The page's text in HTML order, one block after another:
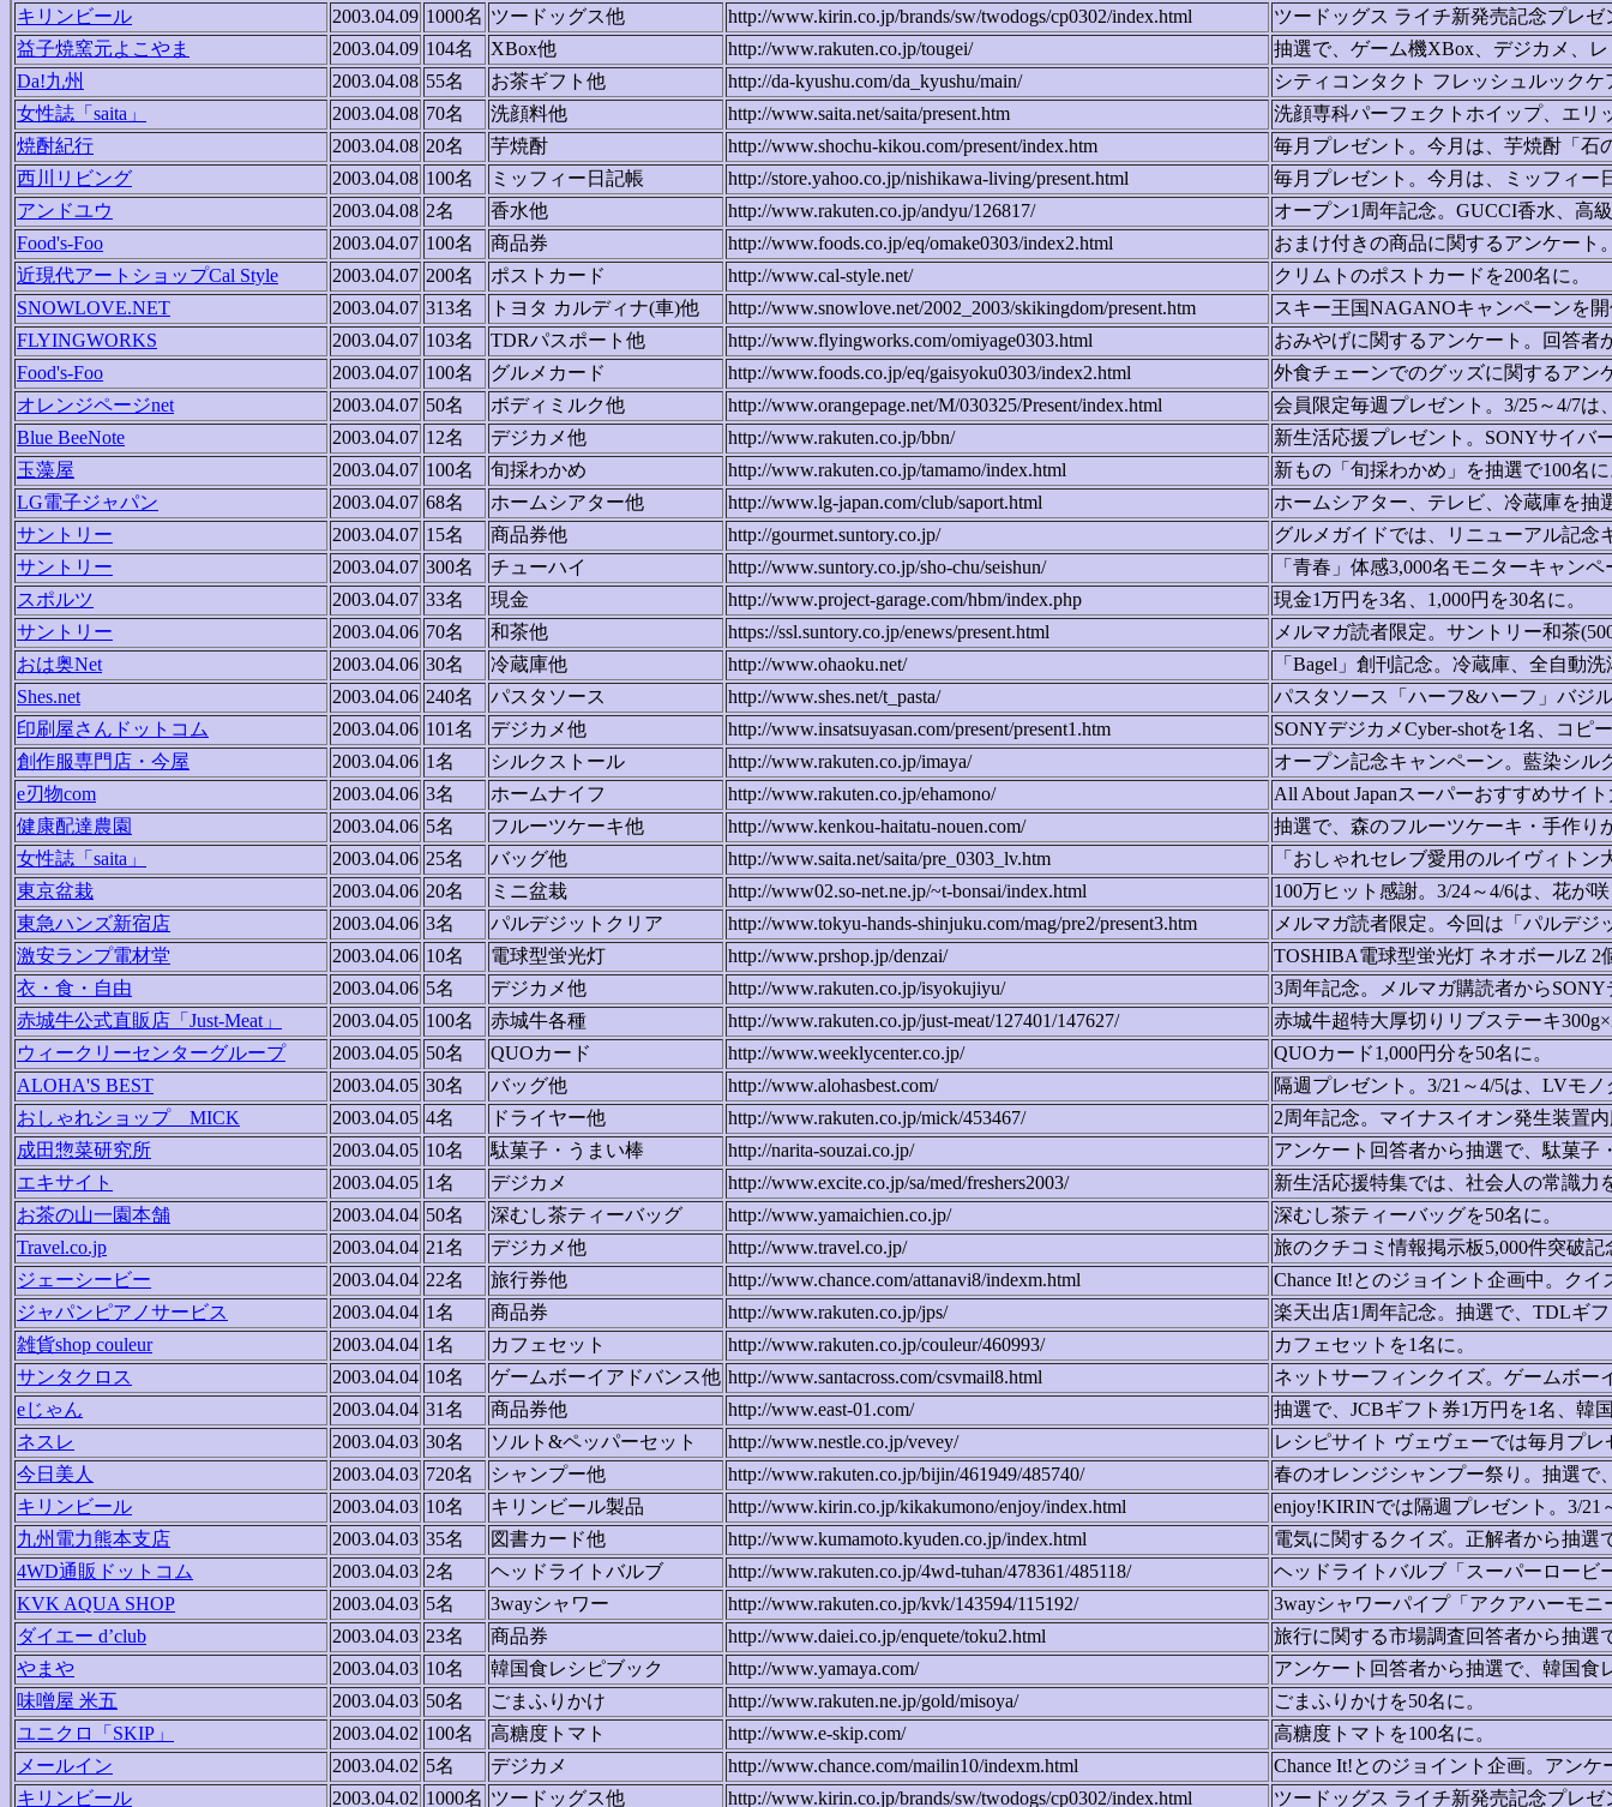
キリンビール
2003.04.09 1000名 ツードッグス他 http://www.kirin.co.jp/brands/sw/twodogs/cp0302/index.html
ツードッグス ライチ新発売記念プレ
益子焼窯元よこやま
2003.04.09 104名 XBox他 http://www.rakuten.co.jp/tougei/
抽選で、ゲーム機XBox、デジカメ、
Da!九州
2003.04.08 55名 お茶ギフト他 http://da-kyushu.com/da_kyushu/main/
シティコンタクト フレッシュルック
女性誌「saita」
2003.04.08 70名 洗顔料他 http://www.saita.net/saita/present.htm
洗顔専科パーフェクトホイップ、エリ
焼酎紀行
2003.04.08 20名 芋焼酎 http://www.shochu-kikou.com/present/index.htm
毎月プレゼント。今月は、芋焼酎「石
西川リビング
2003.04.08 100名 ミッフィー日記帳 http://store.yahoo.co.jp/nishikawa-living/present.html
毎月プレゼント。今月は、ミッフィー
アンドユウ
2003.04.08 2名 香水他 http://www.rakuten.co.jp/andyu/126817/
オープン1周年記念。GUCCI香水、高
Food's-Foo
2003.04.07 100名 商品券 http://www.foods.co.jp/eq/omake0303/index2.html
おまけ付きの商品に関するアンケート
近現代アートショップCal Style
2003.04.07 200名 ポストカード http://www.cal-style.net/
クリムトのポストカードを200名に。
SNOWLOVE.NET
2003.04.07 313名 トヨタ カルディナ(車)他 http://www.snowlove.net/2002_2003/skikingdom/present.htm
スキー王国NAGANOキャンペーンを
FLYINGWORKS
2003.04.07 103名 TDRパスポート他 http://www.flyingworks.com/omiyage0303.html
おみやげに関するアンケート。回答者
Food's-Foo
2003.04.07 100名 グルメカード http://www.foods.co.jp/eq/gaisyoku0303/index2.html
外食チェーンでのグッズに関するアン
オレンジページnet
2003.04.07 50名 ボディミルク他 http://www.orangepage.net/M/030325/Present/index.html
会員限定毎週プレゼント。3/25～4/7
Blue BeeNote
2003.04.07 12名 デジカメ他 http://www.rakuten.co.jp/bbn/
新生活応援プレゼント。SONYサイバ
玉藻屋
2003.04.07 100名 旬採わかめ http://www.rakuten.co.jp/tamamo/index.html
新もの「旬採わかめ」を抽選で100名
LG電子ジャパン
2003.04.07 68名 ホームシアター他 http://www.lg-japan.com/club/saport.html
ホームシアター、テレビ、冷蔵庫を抽
サントリー
2003.04.07 15名 商品券他 http://gourmet.suntory.co.jp/
グルメガイドでは、リニューアル記念
サントリー
2003.04.07 300名 チューハイ http://www.suntory.co.jp/sho-chu/seishun/
「青春」体感3,000名モニターキャン
スポルツ
2003.04.07 33名 現金 http://www.project-garage.com/hbm/index.php
現金1万円を3名、1,000円を30名に。
サントリー
2003.04.06 70名 和茶他 https://ssl.suntory.co.jp/enews/present.html
メルマガ読者限定。サントリー和茶
おは奥Net
2003.04.06 30名 冷蔵庫他 http://www.ohaoku.net/
「Bagel」創刊記念。冷蔵庫、全自動
Shes.net
2003.04.06 240名 パスタソース http://www.shes.net/t_pasta/
パスタソース「ハーフ&ハーフ」バジ
印刷屋さんドットコム
2003.04.06 101名 デジカメ他 http://www.insatsuyasan.com/present/present1.htm
SONYデジカメCyber-shotを1名、コピ
創作服専門店・今屋
2003.04.06 1名 シルクストール http://www.rakuten.co.jp/imaya/
オープン記念キャンペーン。藍染シル
e刃物com
2003.04.06 3名 ホームナイフ http://www.rakuten.co.jp/ehamono/
All About Japanスーパーおすすめサイ
健康配達農園
2003.04.06 5名 フルーツケーキ他 http://www.kenkou-haitatu-nouen.com/
抽選で、森のフルーツケーキ・手作り
女性誌「saita」
2003.04.06 25名 バッグ他 http://www.saita.net/saita/pre_0303_lv.htm
「おしゃれセレブ愛用のルイヴィト
東京盆栽
2003.04.06 20名 ミニ盆栽 http://www02.so-net.ne.jp/~t-bonsai/index.html
100万ヒット感謝。3/24～4/6は、花が
東急ハンズ新宿店
2003.04.06 3名 パルデジットクリア http://www.tokyu-hands-shinjuku.com/mag/pre2/present3.htm
メルマガ読者限定。今回は「パルデジ
激安ランプ電材堂
2003.04.06 10名 電球型蛍光灯 http://www.prshop.jp/denzai/
TOSHIBA電球型蛍光灯 ネオボールZ 2
衣・食・自由
2003.04.06 5名 デジカメ他 http://www.rakuten.co.jp/isyokujiyu/
3周年記念。メルマガ購読者から
赤城牛公式直販店「Just-Meat」
2003.04.05 100名 赤城牛各種 http://www.rakuten.co.jp/just-meat/127401/147627/
赤城牛超特大厚切りリブステーキ
ウィークリーセンターグループ
2003.04.05 50名 QUOカード http://www.weeklycenter.co.jp/
QUOカード1,000円分を50名に。
ALOHA'S BEST
2003.04.05 30名 バッグ他 http://www.alohasbest.com/
隔週プレゼント。3/21～4/5は、LVモ
おしゃれショップ MICK
2003.04.05 4名 ドライヤー他 http://www.rakuten.co.jp/mick/453467/
2周年記念。マイナスイオン発生装置
成田惣菜研究所
2003.04.05 10名 駄菓子・うまい棒 http://narita-souzai.co.jp/
アンケート回答者から抽選で、駄菓子
エキサイト
2003.04.05 1名 デジカメ http://www.excite.co.jp/sa/med/freshers2003/
新生活応援特集では、社会人の常識力
お茶の山一園本舗
2003.04.04 50名 深むし茶ティーバッグ http://www.yamaichien.co.jp/
深むし茶ティーバッグを50名に。
Travel.co.jp
2003.04.04 21名 デジカメ他 http://www.travel.co.jp/
旅のクチコミ情報掲示板5,000件突破
ジェーシービー
2003.04.04 22名 旅行券他 http://www.chance.com/attanavi8/indexm.html
Chance It!とのジョイント企画中。ク
ジャパンピアノサービス
2003.04.04 1名 商品券 http://www.rakuten.co.jp/jps/
楽天出店1周年記念。抽選で、TDLギ
雑貨shop couleur
2003.04.04 1名 カフェセット http://www.rakuten.co.jp/couleur/460993/
カフェセットを1名に。
サンタクロス
2003.04.04 10名 ゲームボーイアドバンス他 http://www.santacross.com/csvmail8.html
ネットサーフィンクイズ。ゲームボー
eじゃん
2003.04.04 31名 商品券他 http://www.east-01.com/
抽選で、JCBギフト券1万円を1名、韓
ネスレ
2003.04.03 30名 ソルト&ペッパーセット http://www.nestle.co.jp/vevey/
レシピサイト ヴェヴェーでは毎月プ
今日美人
2003.04.03 720名 シャンプー他 http://www.rakuten.co.jp/bijin/461949/485740/
春のオレンジシャンプー祭り。抽選で
キリンビール
2003.04.03 10名 キリンビール製品 http://www.kirin.co.jp/kikakumono/enjoy/index.html
enjoy!KIRINでは隔週プレゼント。3/21
九州電力熊本支店
2003.04.03 35名 図書カード他 http://www.kumamoto.kyuden.co.jp/index.html
電気に関するクイズ。正解者から抽選
4WD通販ドットコム
2003.04.03 2名 ヘッドライトバルブ http://www.rakuten.co.jp/4wd-tuhan/478361/485118/
ヘッドライトバルブ「スーパーロービ
KVK AQUA SHOP
2003.04.03 5名 3wayシャワー http://www.rakuten.co.jp/kvk/143594/115192/
3wayシャワーパイプ「アクアハーモ
ダイエー d’club
2003.04.03 23名 商品券 http://www.daiei.co.jp/enquete/toku2.html
旅行に関する市場調査回答者から抽選
やまや
2003.04.03 10名 韓国食レシピブック http://www.yamaya.com/
アンケート回答者から抽選で、韓国食
味噌屋 米五
2003.04.03 50名 ごまふりかけ http://www.rakuten.ne.jp/gold/misoya/
ごまふりかけを50名に。
ユニクロ「SKIP」
2003.04.02 100名 高糖度トマト http://www.e-skip.com/
高糖度トマトを100名に。
メールイン
2003.04.02 5名 デジカメ http://www.chance.com/mailin10/indexm.html
Chance It!とのジョイント企画。アンケ
キリンビール
2003.04.02 1000名 ツードッグス他 http://www.kirin.co.jp/brands/sw/twodogs/cp0302/index.html ツードッグス ライチ新発売記念プレ